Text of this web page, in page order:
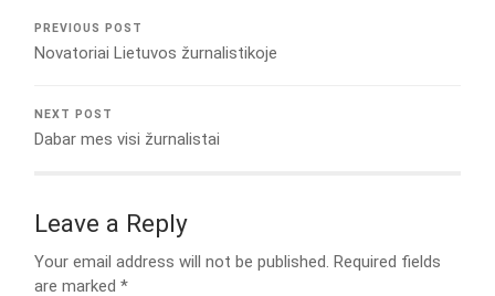
PREVIOUS POST
Novatoriai Lietuvos žurnalistikoje
NEXT POST
Dabar mes visi žurnalistai
Leave a Reply
Your email address will not be published. Required fields
are marked*